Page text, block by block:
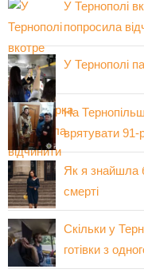
У Тернополі
попросила
У Тернополі
На
врятувати 91-
Як я знайшла
смерті
Скільки у
готівки з